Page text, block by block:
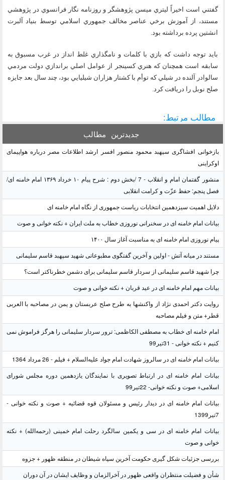
گفتني است اخيراً ليتري ميسن پژوهشگر و روزنامه نگار فرانسوي در پژوهشي
مستند، از آموزش برخي عناصر مخالف جمهوري اسلامي توسط بنياد آلبرت
انشتين پرده برداشته بود.
بايد توجه داشت كه بازي با كلمات و نامگذاري غلط انداز در غرب مسبوق به
سابقه است همچنان كه هنري كسينجر از عوامل اصلي براندازي دولت مردمي
سالوادر آلنده در شيلي كه توأم با كشتار هزاران شيليايي بود، چند سال بعد جايزه
صلح نوبل را دريافت كرد.
مطالب مرتبط:
جدیدترین مطالب
بازخوانی افشاگری سپهبد محمود منصور افسر ارشد اطلاعات مصر درباره هواپیمای
اوکراینی
منشور گفتمان امام و انقلاب - 7 /بخش دوم : شرح پیام ۱۰ خرداد ۱۳۶۹ امام خامنه ای/
فصل پنجم: حفظ عزّت و کرامت انقلابی
دلایل اهمیت سیزدهمین انتخابات ریاست جمهوری از نگاه امام خامنه ای
بیانات امام خامنه ای در سخنرانی نوروزی خطاب به ملت ایران + نکته خوانی و صوت
پیام نوروزی امام خامنه ای به مناسبت آغاز سال ۱۴۰۰
مستند در میانه آتش - اولین و آخرین گفتگوی مطبوعاتی شهید سپهبد قاسم سلیمانی
چرا شهید قاسم سلیمانی از سردار قاسم سلیمانی برای دشمن خطرناکتر است؟
بیانات مهم امام خامنه ای در عید قربان + نکته خوانی و صوت
روایت دکتر احمدی نژاد از واکنشها به طرح صلح عربستان و یمن در مصاحبه با العربی
قطر+ متن و فیلم مصاحبه
امام خامنه ای خطاب به مصطفی الکاظمی: ترور سردار سلیمانی را هرگز فراموش نمی
کنیم + نکته خوانی - 31تیر99
بیانات امام خامنه ای در سالروز شهادت امام جواد علیه‌السلام + فیلم - 26 مرداد 1364
بیانات امام خامنه ای در ارتباط تصویری با نمایندگان یازدهمین دوره مجلس شورای
اسلامی+ صوت و نکته خوانی- 22تیر99
بیانات امام خامنه ای در دیدار رئیس و مسئولان قوه قضائیه + صوت و نکته خوانی -
7تیر1399
بیانات امام خامنه ای در سی و یکمین سالگرد رحلت امام خمینی (رحمه‌الله) + نکته
خوانی و صوت
بررسی جزئیات شکل گیری حکومت آخرین سپاه شیطان در منطقه ظهور + جزوه
شأن و فضیلت منتظران واقعی ظهور در آخرالزمان و وظایف ایشان در آن دوران